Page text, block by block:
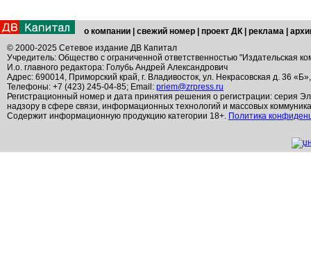
о компании свежий номер проект ДК реклама
© 2000-2025 Сетевое издание ДВ Капитал
Учредитель: Общество с ограниченной ответственностью "Издательская
И.о. главного редактора: Голубь Андрей Александрович
Адрес: 690014, Приморский край, г. Владивосток, ул. Некрасовская д. 36
Телефоны: +7 (423) 245-04-85; Email: priem@zrpress.ru
Регистрационный номер и дата принятия решения о регистрации: серия
надзору в сфере связи, информационных технологий и массовых
Содержит информационную продукцию категории 18+. Политика